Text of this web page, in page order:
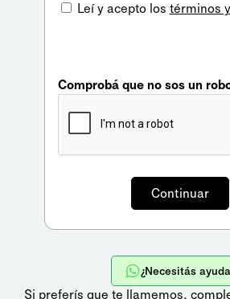
Leí y acepto los términos
Comprobá que no sos un
¿Necesitás
Si preferís que te llamemos,